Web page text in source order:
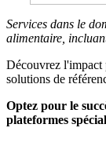
Services dans le
alimentaire,
Découvrez l'impact
solutions de
Optez pour le
plateformes